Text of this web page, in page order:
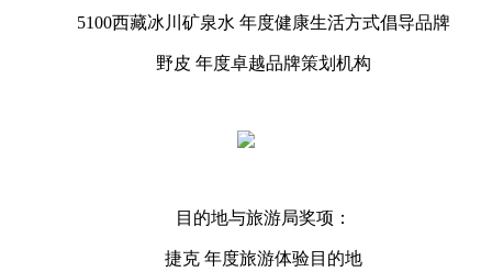
5100西藏冰川矿泉水 年度健康生活方式倡导品牌
野皮 年度卓越品牌策划机构
目的地与旅游局奖项：
捷克 年度旅游体验目的地